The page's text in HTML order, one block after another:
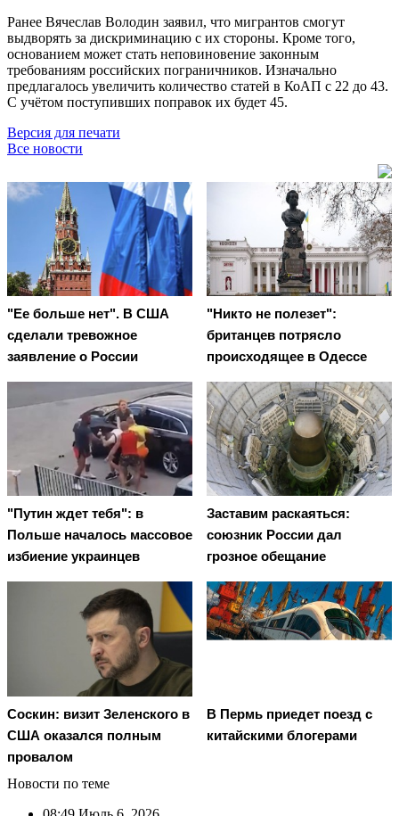
Ранее Вячеслав Володин заявил, что мигрантов смогут
выдворять за дискриминацию с их стороны. Кроме того,
основанием может стать неповиновение законным
требованиям российских пограничников. Изначально
предлагалось увеличить количество статей в КоАП с 22 до 43.
С учётом поступивших поправок их будет 45.
Версия для печати
Все новости
"Ее больше нет". В США
сделали тревожное
заявление о России
"Никто не полезет":
британцев потрясло
происходящее в Одессе
"Путин ждет тебя": в
Польше началось массовое
избиение украинцев
Заставим раскаяться:
союзник России дал
грозное обещание
Соскин: визит Зеленского в
США оказался полным
провалом
В Пермь приедет поезд с
китайскими блогерами
Новости по теме